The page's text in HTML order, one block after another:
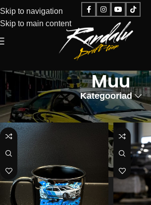
Skip to navigation
Skip to main content
Muu
Kategooriad
Esileht Muu